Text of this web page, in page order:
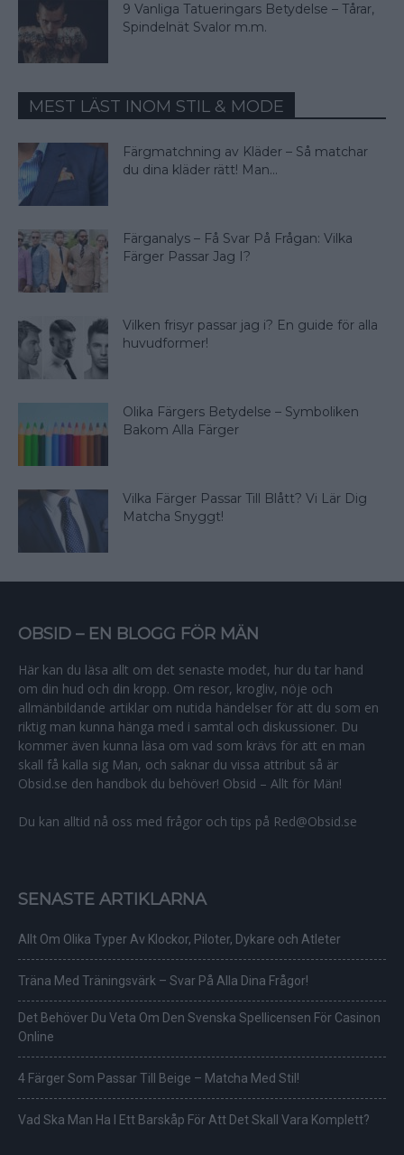
9 Vanliga Tatueringars Betydelse – Tårar,
Spindelnät Svalor m.m.
MEST LÄST INOM STIL & MODE
Färgmatchning av Kläder – Så matchar
du dina kläder rätt! Man...
Färganalys – Få Svar På Frågan: Vilka
Färger Passar Jag I?
Vilken frisyr passar jag i? En guide för alla
huvudformer!
Olika Färgers Betydelse – Symboliken
Bakom Alla Färger
Vilka Färger Passar Till Blått? Vi Lär Dig
Matcha Snyggt!
OBSID – EN BLOGG FÖR MÄN
Här kan du läsa allt om det senaste modet, hur du tar hand
om din hud och din kropp. Om resor, krogliv, nöje och
allmänbildande artiklar om nutida händelser för att du som en
riktig man kunna hänga med i samtal och diskussioner. Du
kommer även kunna läsa om vad som krävs för att en man
skall få kalla sig Man, och saknar du vissa attribut så är
Obsid.se den handbok du behöver! Obsid – Allt för Män!
Du kan alltid nå oss med frågor och tips på Red@Obsid.se
SENASTE ARTIKLARNA
Allt Om Olika Typer Av Klockor, Piloter, Dykare och Atleter
Träna Med Träningsvärk – Svar På Alla Dina Frågor!
Det Behöver Du Veta Om Den Svenska Spellicensen För Casinon
Online
4 Färger Som Passar Till Beige – Matcha Med Stil!
Vad Ska Man Ha I Ett Barskåp För Att Det Skall Vara Komplett?